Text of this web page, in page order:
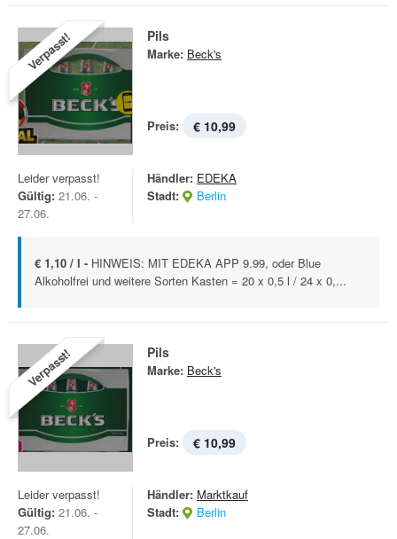
Verpasst! Pils
Marke: Beck's
Preis: € 10,99
Leider verpasst!
Gültig: 21.06. -
27.06.
Händler: EDEKA
Stadt:
Berlin
€ 1,10 / l - HINWEIS: MIT EDEKA APP 9.99, oder Blue
Alkoholfrei und weitere Sorten Kasten = 20 x 0,5 l / 24 x 0,...
Verpasst! Pils
Marke: Beck's
Preis: € 10,99
Leider verpasst!
Gültig: 21.06. -
27.06.
Händler: Marktkauf
Stadt:
Berlin